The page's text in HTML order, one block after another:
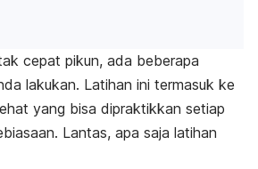
cepat pikun, ada beberapa
lakukan. Latihan ini termasuk ke
yang bisa dipraktikkan setiap
Lantas, apa saja latihan